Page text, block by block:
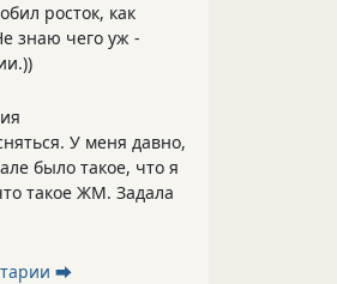
росток, как
знаю чего уж -
У меня давно,
было такое, что я
такое ЖМ. Задала
⮕